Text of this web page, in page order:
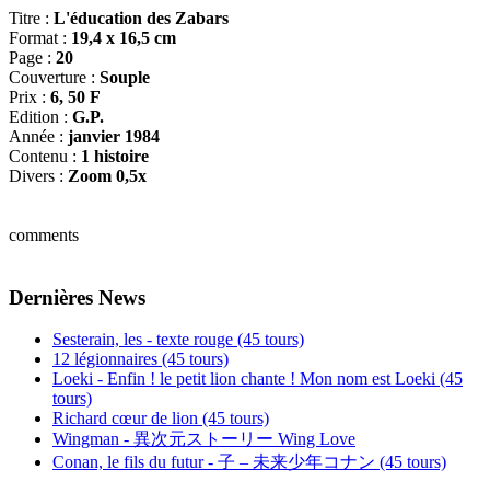
Titre : L'éducation des Zabars
Format : 19,4 x 16,5 cm
Page : 20
Couverture : Souple
Prix : 6, 50 F
Edition : G.P.
Année : janvier 1984
Contenu : 1 histoire
Divers : Zoom 0,5x
comments
Dernières News
Sesterain, les - texte rouge (45 tours)
12 légionnaires (45 tours)
Loeki - Enfin ! le petit lion chante ! Mon nom est Loeki (45
tours)
Richard cœur de lion (45 tours)
Wingman - 異次元ストーリー Wing Love
Conan, le fils du futur - 子 – 未来少年コナン (45 tours)